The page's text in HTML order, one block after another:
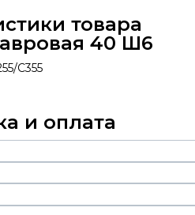
товара
40 Ш6
С355
и оплата
Руб/
Рейс